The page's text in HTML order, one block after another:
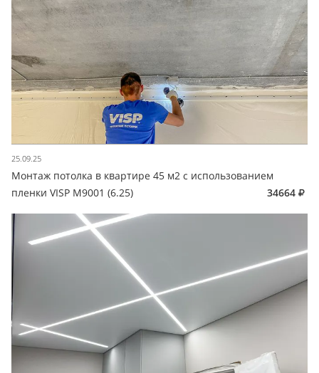
25.09.25
Монтаж потолка в квартире 45 м2 с использованием
пленки VISP M9001 (6.25)
34664